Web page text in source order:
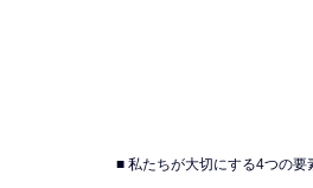
■ 私たちが大切にする4つの要